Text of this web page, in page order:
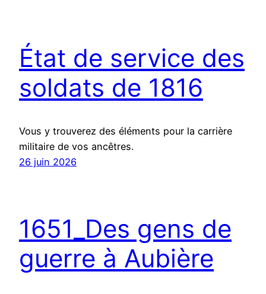
État de service des
soldats de 1816
Vous y trouverez des éléments pour la carrière
militaire de vos ancêtres.
26 juin 2026
1651_Des gens de
guerre à Aubière